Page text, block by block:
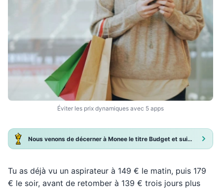
Éviter les prix dynamiques avec 5 apps
Nous venons de décerner à Monee le titre Budget et suivi de dépenses 2025 !
Tu as déjà vu un aspirateur à 149 € le matin, puis 179
€ le soir, avant de retomber à 139 € trois jours plus